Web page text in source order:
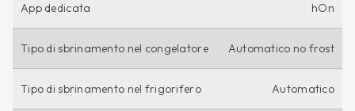
App dedicata hOn
Tipo di sbrinamento nel congelatore Automatico no frost
Tipo di sbrinamento nel frigorifero Automatico